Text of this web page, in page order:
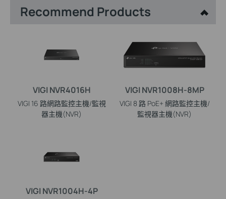
Recommend Products
VIGI NVR4016H
VIGI 16 路網路監控主機/監視
器主機(NVR)
VIGI NVR1008H-8MP
VIGI 8 路 PoE+ 網路監控主機/
監視器主機(NVR)
VIGI NVR1004H-4P